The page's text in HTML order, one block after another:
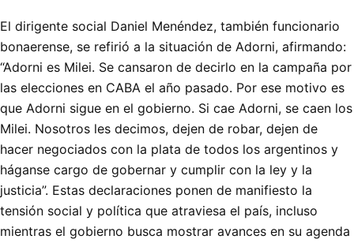
El dirigente social Daniel Menéndez, también funcionario
bonaerense, se refirió a la situación de Adorni, afirmando:
“Adorni es Milei. Se cansaron de decirlo en la campaña por
las elecciones en CABA el año pasado. Por ese motivo es
que Adorni sigue en el gobierno. Si cae Adorni, se caen los
Milei. Nosotros les decimos, dejen de robar, dejen de
hacer negociados con la plata de todos los argentinos y
háganse cargo de gobernar y cumplir con la ley y la
justicia”. Estas declaraciones ponen de manifiesto la
tensión social y política que atraviesa el país, incluso
mientras el gobierno busca mostrar avances en su agenda